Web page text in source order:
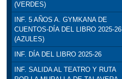
(VERDES)
INF. 5 AÑOS A. GYMKANA DE
CUENTOS-DÍA DEL LIBRO 2025-26
(AZULES)
INF. DÍA DEL LIBRO 2025-26
INF. SALIDA AL TEATRO Y RUTA